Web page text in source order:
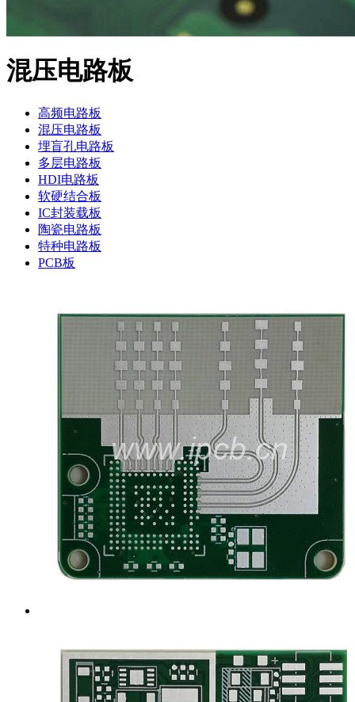
混压电路板
高频电路板
混压电路板
埋盲孔电路板
多层电路板
HDI电路板
软硬结合板
IC封装载板
陶瓷电路板
特种电路板
PCB板